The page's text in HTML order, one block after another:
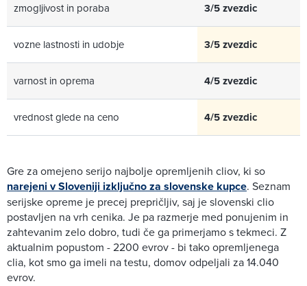
zmogljivost in poraba 3/5 zvezdic
vozne lastnosti in udobje 3/5 zvezdic
varnost in oprema 4/5 zvezdic
vrednost glede na ceno 4/5 zvezdic
Gre za omejeno serijo najbolje opremljenih cliov, ki so
narejeni v Sloveniji izključno za slovenske kupce. Seznam
serijske opreme je precej prepričljiv, saj je slovenski clio
postavljen na vrh cenika. Je pa razmerje med ponujenim in
zahtevanim zelo dobro, tudi če ga primerjamo s tekmeci. Z
aktualnim popustom - 2200 evrov - bi tako opremljenega
clia, kot smo ga imeli na testu, domov odpeljali za 14.040
evrov.